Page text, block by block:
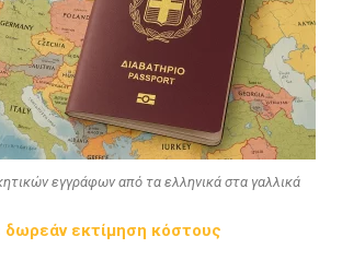
εγγράφων από τα ελληνικά στα γαλλικά
εκτίμηση κόστους